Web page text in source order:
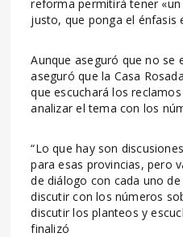
reforma permitirá tener
justo, que ponga el énfasis
Aunque aseguró que no se
aseguró que la Casa
que escuchará los
analizar el tema con los
“Lo que hay son
para esas provincias, pero
de diálogo con cada uno
discutir con los números
discutir los planteos y
finalizó